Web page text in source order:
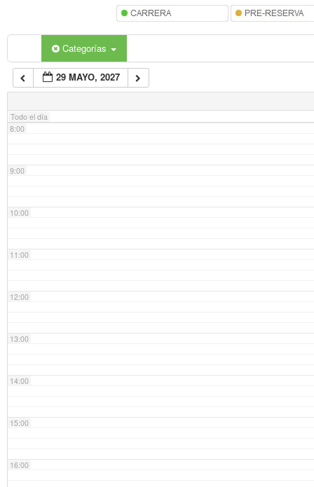
Categorías
29 MAYO, 2027
Todo el día
7:00
8:00
9:00
10:00
11:00
12:00
13:00
14:00
15:00
16:00